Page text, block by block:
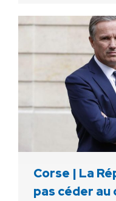
Corse | La
pas céder au